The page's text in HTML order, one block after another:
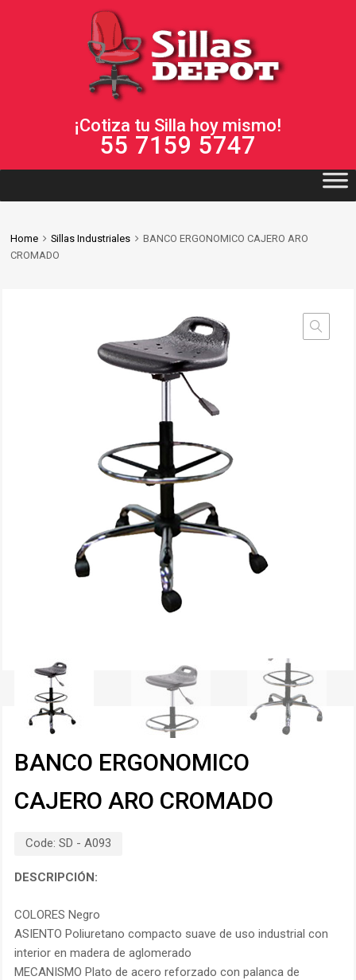
¡Cotiza tu Silla hoy mismo!
55 7159 5747
Home Sillas Industriales
BANCO ERGONOMICO CAJERO ARO
CROMADO
BANCO ERGONOMICO
CAJERO ARO CROMADO
Code: SD - A093
DESCRIPCIÓN:
COLORES Negro
ASIENTO Poliuretano compacto suave de uso industrial con
interior en madera de aglomerado
MECANISMO Plato de acero reforzado con palanca de